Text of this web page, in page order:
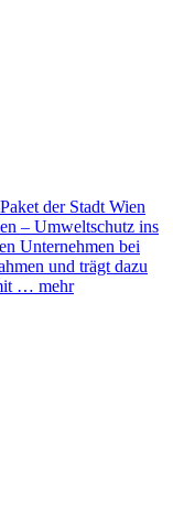
der Stadt Wien
– Umweltschutz ins
Unternehmen bei
und trägt dazu
… mehr